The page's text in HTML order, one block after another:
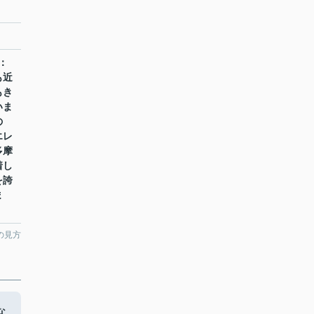
近
レ
摩
し
誇
見方